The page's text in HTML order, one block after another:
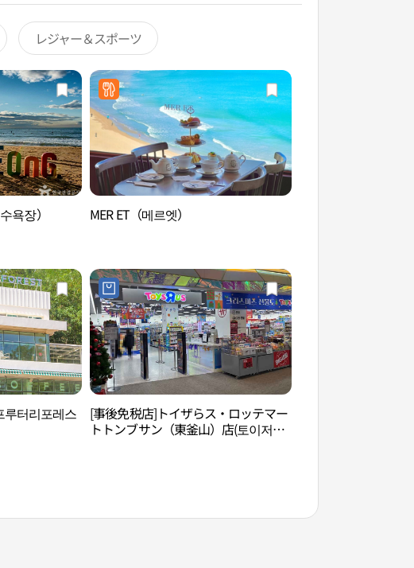
レジャー＆スポーツ
욕장） MER ET（메르엣）
루터리포레스
[事後免税店]トイザらス・ロッテマー
トトンブサン（東釜山）店(토이저러